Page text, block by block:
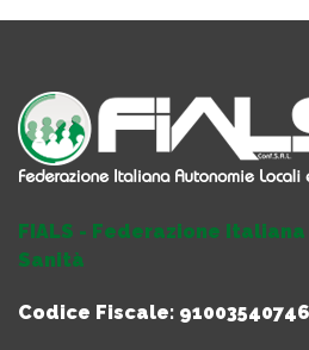
FIALS - Federazione
Sanità
Codice Fiscale: 91003540746